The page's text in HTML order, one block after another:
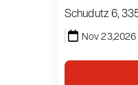
Schudutz 6,
Nov 23,2026